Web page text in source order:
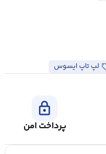
لپ تاپ ایسوس
lock
پرداخت امن